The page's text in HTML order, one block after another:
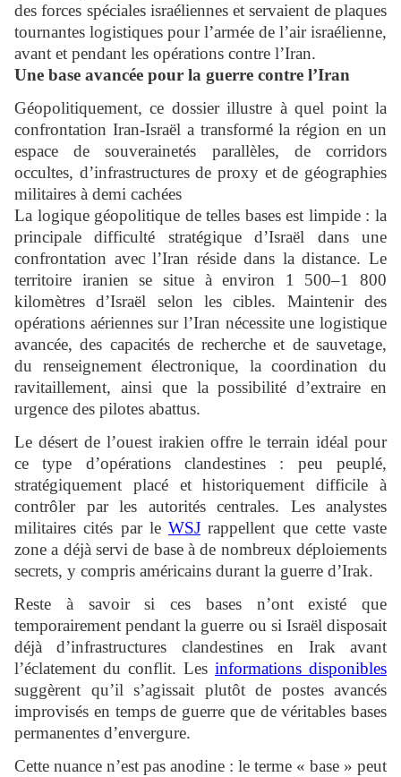
des forces spéciales israéliennes et servaient de plaques
tournantes logistiques pour l’armée de l’air israélienne,
avant et pendant les opérations contre l’Iran.
Une base avancée pour la guerre contre l’Iran
Géopolitiquement, ce dossier illustre à quel point la
confrontation Iran-Israël a transformé la région en un
espace de souverainetés parallèles, de corridors
occultes, d’infrastructures de proxy et de géographies
militaires à demi cachées
La logique géopolitique de telles bases est limpide : la
principale difficulté stratégique d’Israël dans une
confrontation avec l’Iran réside dans la distance. Le
territoire iranien se situe à environ 1 500–1 800
kilomètres d’Israël selon les cibles. Maintenir des
opérations aériennes sur l’Iran nécessite une logistique
avancée, des capacités de recherche et de sauvetage,
du renseignement électronique, la coordination du
ravitaillement, ainsi que la possibilité d’extraire en
urgence des pilotes abattus.
Le désert de l’ouest irakien offre le terrain idéal pour
ce type d’opérations clandestines : peu peuplé,
stratégiquement placé et historiquement difficile à
contrôler par les autorités centrales. Les analystes
militaires cités par le WSJ rappellent que cette vaste
zone a déjà servi de base à de nombreux déploiements
secrets, y compris américains durant la guerre d’Irak.
Reste à savoir si ces bases n’ont existé que
temporairement pendant la guerre ou si Israël disposait
déjà d’infrastructures clandestines en Irak avant
l’éclatement du conflit. Les informations disponibles
suggèrent qu’il s’agissait plutôt de postes avancés
improvisés en temps de guerre que de véritables bases
permanentes d’envergure.
Cette nuance n’est pas anodine : le terme « base » peut